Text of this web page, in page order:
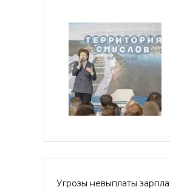
Угрозы невыплаты